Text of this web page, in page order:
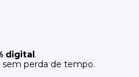
digital .
sem perda de tempo.